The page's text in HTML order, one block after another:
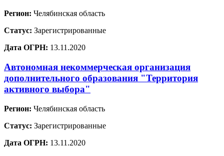
Регион: Челябинская область
Статус: Зарегистрированные
Дата ОГРН: 13.11.2020
Автономная некоммерческая организация
дополнительного образования "Территория
активного выбора"
Регион: Челябинская область
Статус: Зарегистрированные
Дата ОГРН: 13.11.2020